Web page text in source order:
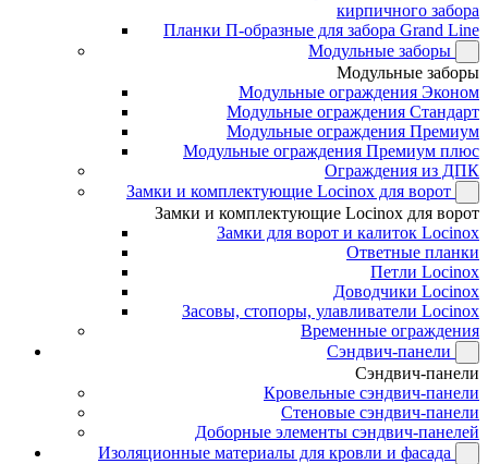
кирпичного забора
Планки П-образные для забора Grand Line
Модульные заборы
Модульные заборы
Модульные ограждения Эконом
Модульные ограждения Стандарт
Модульные ограждения Премиум
Модульные ограждения Премиум плюс
Ограждения из ДПК
Замки и комплектующие Locinox для ворот
Замки и комплектующие Locinox для ворот
Замки для ворот и калиток Locinox
Ответные планки
Петли Locinox
Доводчики Locinox
Засовы, стопоры, улавливатели Locinox
Временные ограждения
Сэндвич-панели
Сэндвич-панели
Кровельные сэндвич-панели
Стеновые сэндвич-панели
Доборные элементы сэндвич-панелей
Изоляционные материалы для кровли и фасада